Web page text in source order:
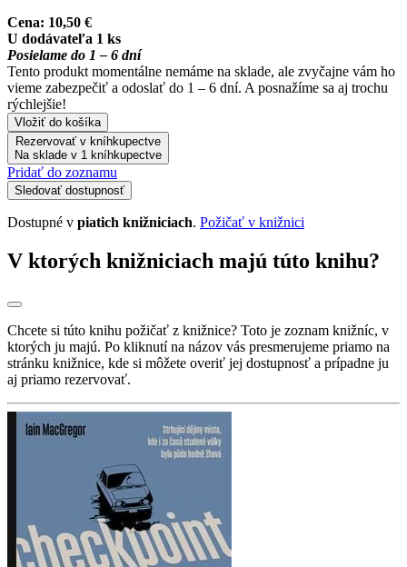
Cena: 10,50 €
U dodávateľa 1 ks
Posielame do 1 – 6 dní
Tento produkt momentálne nemáme na sklade, ale zvyčajne vám ho
vieme zabezpečiť a odoslať do 1 – 6 dní. A posnažíme sa aj trochu
rýchlejšie!
Vložiť do košíka
Rezervovať v kníhkupectve
Na sklade v 1 kníhkupectve
Pridať do zoznamu
Sledovať dostupnosť
Dostupné v piatich knižniciach. Požičať v knižnici
V ktorých knižniciach majú túto knihu?
Chcete si túto knihu požičať z knižnice? Toto je zoznam knižníc, v
ktorých ju majú. Po kliknutí na názov vás presmerujeme priamo na
stránku knižnice, kde si môžete overiť jej dostupnosť a prípadne ju
aj priamo rezervovať.